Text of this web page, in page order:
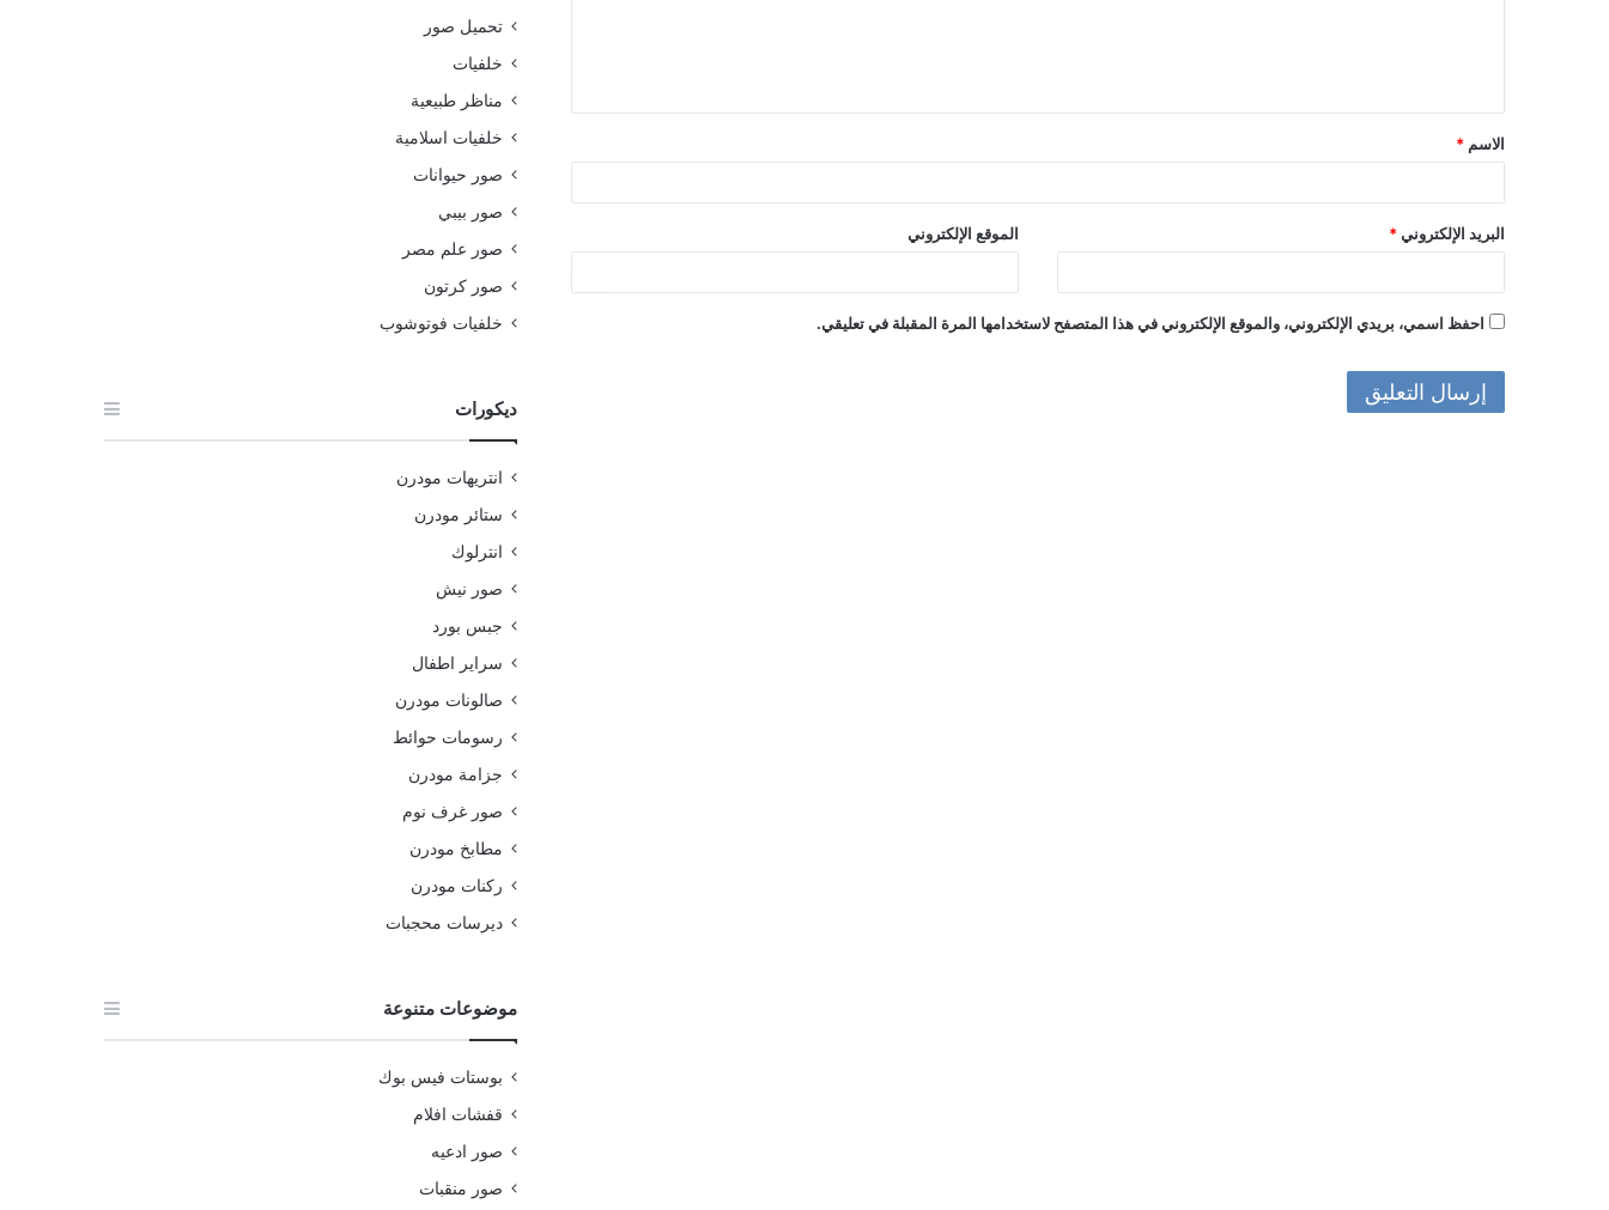
ق
*
الاسم *
البريد الإلكتروني * الموقع الإلكتروني
احفظ اسمي، بريدي الإلكتروني، والموقع الإلكتروني في هذا المتصفح لاستخدامها المرة المقبلة في تعليقي.
تحميل صور
خلفيات
مناظر طبيعية
خلفيات اسلامية
صور حيوانات
صور بيبي
صور علم مصر
صور كرتون
خلفيات فوتوشوب
ديكورات
انتريهات مودرن
ستائر مودرن
انترلوك
صور نيش
جبس بورد
سراير اطفال
صالونات مودرن
رسومات حوائط
جزامة مودرن
صور غرف نوم
مطابخ مودرن
ركنات مودرن
ديرسات محجبات
موضوعات متنوعة
بوستات فيس بوك
قفشات افلام
صور ادعيه
صور منقبات